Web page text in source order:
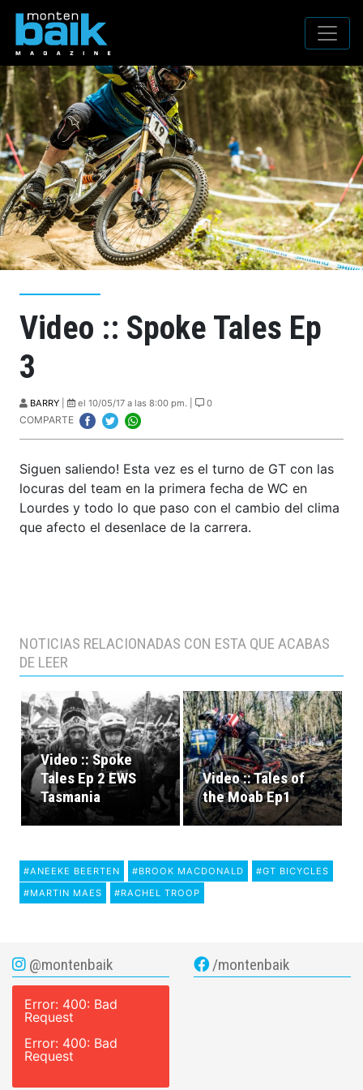
Video :: Spoke Tales Ep
3
BARRY el 10/05/17 a las 8:00 pm. | 0
COMPARTE
Siguen saliendo! Esta vez es el turno de GT con las
locuras del team en la primera fecha de WC en
Lourdes y todo lo que paso con el cambio del clima
que afecto el desenlace de la carrera.
NOTICIAS RELACIONADAS CON ESTA QUE ACABAS
DE LEER
Video :: Spoke
Tales Ep 2 EWS
Tasmania
Video :: Tales of
the Moab Ep1
#ANEEKE BEERTEN #BROOK MACDONALD
#GT BICYCLES
#MARTIN MAES
#RACHEL TROOP
@montenbaik
Error: 400: Bad
Request
Error: 400: Bad
Request
/montenbaik